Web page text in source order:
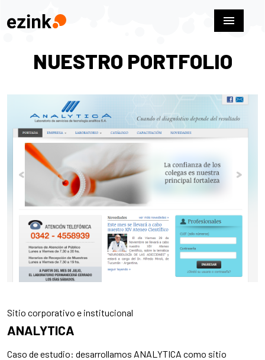
menu
NUESTRO PORTFOLIO
Sitio corporativo e institucional
ANALYTICA
Caso de estudio: desarrollamos ANALYTICA como sitio